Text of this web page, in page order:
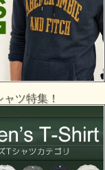
ツ特集！